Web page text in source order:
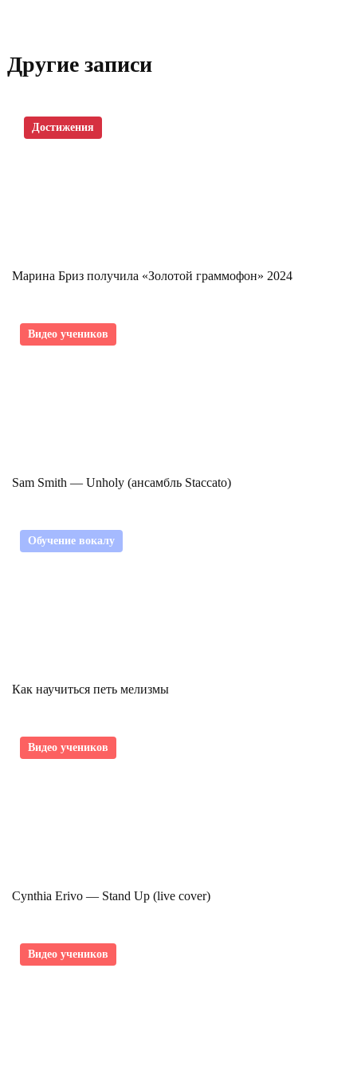
Другие записи
Достижения
Марина Бриз получила «Золотой граммофон» 2024
Видео учеников
Sam Smith — Unholy (ансамбль Staccato)
Обучение вокалу
Как научиться петь мелизмы
Видео учеников
Cynthia Erivo — Stand Up (live cover)
Видео учеников